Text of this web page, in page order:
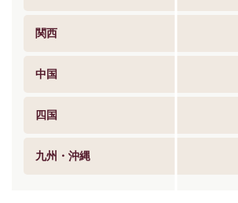
関西
中国
四国
九州・沖縄